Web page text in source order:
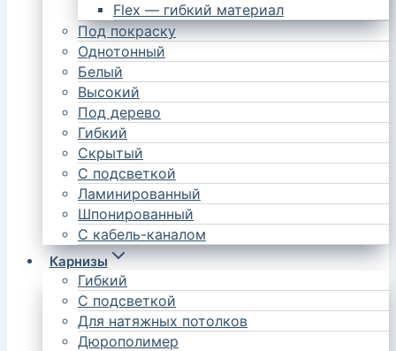
Flex — гибкий материал
Под покраску
Однотонный
Белый
Высокий
Под дерево
Гибкий
Скрытый
С подсветкой
Ламинированный
Шпонированный
С кабель-каналом
Карнизы
Гибкий
С подсветкой
Для натяжных потолков
Дюрополимер